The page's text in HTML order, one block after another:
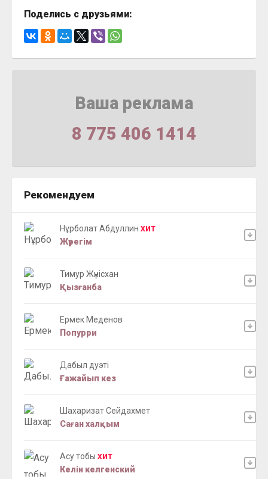
Поделись с друзьями:
Ваша реклама
8 775 406 1414
Рекомендуем
Нұрболат Абдуллин ХИТ
Жүрегім
Тимур Жүнісхан
Қызғанба
Ермек Меденов
Попурри
Дабыл дуэті
Ғажайып кез
Шахаризат Сейдахмет
Саған халқым
Асу тобы ХИТ
Келін келгенский